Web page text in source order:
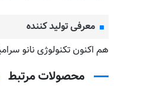
معرفی تولید کننده
هم اکنون تکنولوژی نانو سرامیک زادو (اکسادو) در ۵ قاره جهان ثبت
محصولات مرتبط